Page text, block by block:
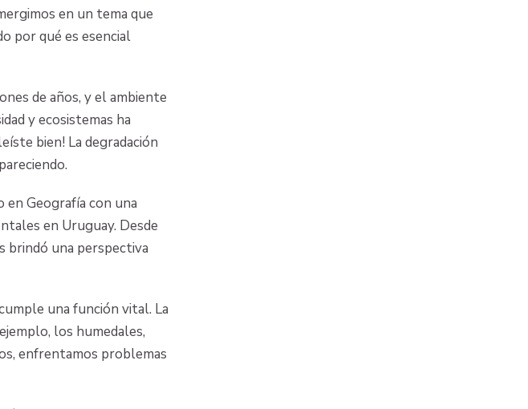
en un tema que
por qué es esencial
de años, y el ambiente
y ecosistemas ha
bien! La degradación
Geografía con una
en Uruguay. Desde
brindó una perspectiva
una función vital. La
los humedales,
enfrentamos problemas